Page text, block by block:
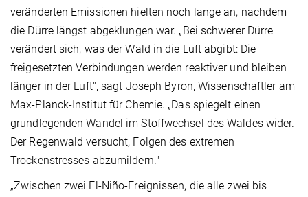
veränderten Emissionen hielten noch lange an, nachdem
die Dürre längst abgeklungen war. „Bei schwerer Dürre
verändert sich, was der Wald in die Luft abgibt: Die
freigesetzten Verbindungen werden reaktiver und bleiben
länger in der Luft", sagt Joseph Byron, Wissenschaftler am
Max-Planck-Institut für Chemie. „Das spiegelt einen
grundlegenden Wandel im Stoffwechsel des Waldes wider.
Der Regenwald versucht, Folgen des extremen
Trockenstresses abzumildern."
„Zwischen zwei El-Niño-Ereignissen, die alle zwei bis